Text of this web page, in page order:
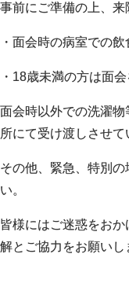
事前にご準備の上、来
・面会時の病室での
・18歳未満の方は面
面会時以外での洗濯
所にて受け渡しさせて
その他、緊急、特別
い。
皆様にはご迷惑をお
解とご協力をお願いし